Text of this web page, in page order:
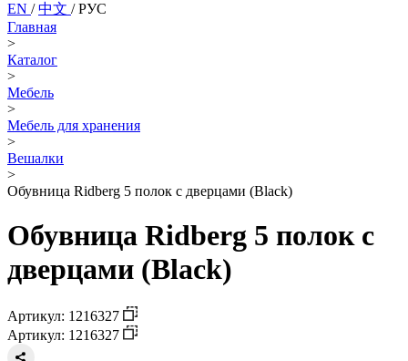
EN /中文 /РУС
Главная
>
Каталог
>
Мебель
>
Мебель для хранения
>
Вешалки
>
Обувница Ridberg 5 полок с дверцами (Black)
Обувница Ridberg 5 полок с
дверцами (Black)
Артикул: 1216327
Артикул: 1216327